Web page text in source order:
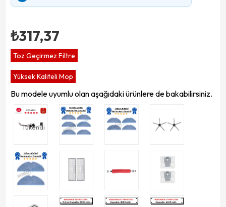
₺317,37
Toz Geçirmez Filtre
Yüksek Kaliteli Mop
Bu modele uyumlu olan aşağıdaki ürünlere de bakabilirsiniz.
Tükendi